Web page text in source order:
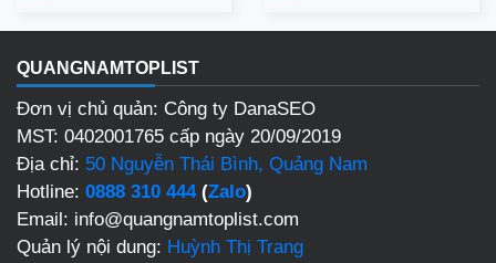
QUANGNAMTOPLIST
Đơn vị chủ quản: Công ty DanaSEO
MST: 0402001765 cấp ngày 20/09/2019
Địa chỉ: 50 Nguyễn Thái Bình, Quảng Nam
Hotline: 0888 310 444(Zalo)
Email: info@quangnamtoplist.com
Quản lý nội dung: Huỳnh Thị Trang